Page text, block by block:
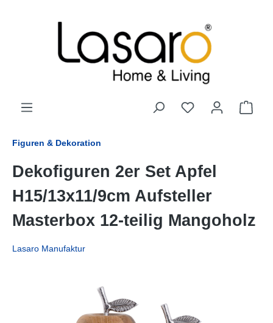
Figuren & Dekoration
Dekofiguren 2er Set Apfel
H15/13x11/9cm Aufsteller
Masterbox 12-teilig Mangoholz
Lasaro Manufaktur
Bildergalerie überspringen